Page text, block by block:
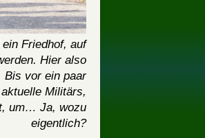
Friedhof, auf
Hier also
Bis vor ein paar
Militärs,
um… Ja, wozu
eigentlich?